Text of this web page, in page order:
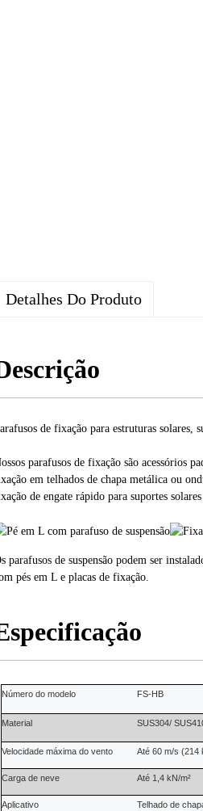
Detalhes Do Produto
de fixação para estruturas solares,
parafusos de fixação são acessórios
em telhados de chapa metálica ou
de engate rápido para suportes
parafusos de suspensão podem ser
pés em L e placas de fixação.
Número do modelo FS-HB
Material SUS304/
Velocidade máxima do vento Até 60 m/s (214
Carga de neve Até 1,4 kN/m²
Aplicativo Telhado de